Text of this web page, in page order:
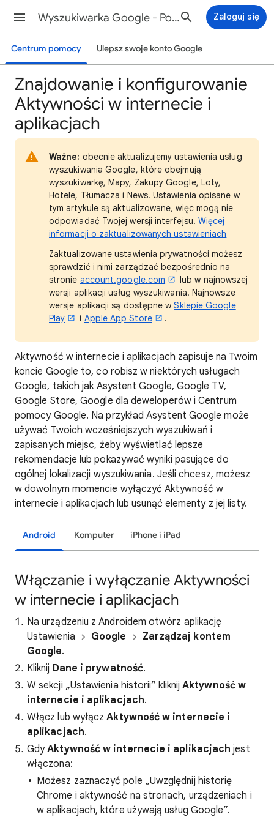
Wyszukiwarka Google - Pomoc Zaloguj się
Centrum pomocy Ulepsz swoje konto Google
Znajdowanie i konfigurowanie
Aktywności w internecie i
aplikacjach
Ważne: obecnie aktualizujemy ustawienia usług
wyszukiwania Google, które obejmują
wyszukiwarkę, Mapy, Zakupy Google, Loty,
Hotele, Tłumacza i News. Ustawienia opisane w
tym artykule są aktualizowane, więc mogą nie
odpowiadać Twojej wersji interfejsu. Więcej
informacji o zaktualizowanych ustawieniach
Zaktualizowane ustawienia prywatności możesz
sprawdzić i nimi zarządzać bezpośrednio na
stronie account.google.com
lub w najnowszej
wersji aplikacji usług wyszukiwania. Najnowsze
wersje aplikacji są dostępne wSklepie Google
Play
i Apple App Store .
Aktywność w internecie i aplikacjach zapisuje na Twoim
koncie Google to, co robisz w niektórych usługach
Google, takich jak Asystent Google, Google TV,
Google Store, Google dla deweloperów i Centrum
pomocy Google. Na przykład Asystent Google może
używać Twoich wcześniejszych wyszukiwań i
zapisanych miejsc, żeby wyświetlać lepsze
rekomendacje lub pokazywać wyniki pasujące do
ogólnej lokalizacji wyszukiwania. Jeśli chcesz, możesz
w dowolnym momencie wyłączyć Aktywność w
internecie i aplikacjach lub usunąć elementy z jej listy.
Android Komputer iPhone i iPad
Włączanie i wyłączanie Aktywności
w internecie i aplikacjach
Na urządzeniu z Androidem otwórz aplikację
Ustawienia
Google
Zarządzaj kontem
Google.
Kliknij Dane i prywatność.
W sekcji „Ustawienia historii” kliknijAktywność w
internecie i aplikacjach.
Włącz lub wyłączAktywność w internecie i
aplikacjach.
GdyAktywność w internecie i aplikacjach jest
włączona:
Możesz zaznaczyć pole „Uwzględnij historię
Chrome i aktywność na stronach, urządzeniach i
w aplikacjach, które używają usług Google”.